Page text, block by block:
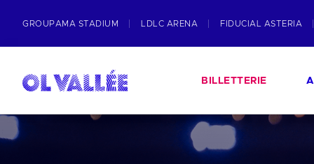
GROUPAMA STADIUM LDLC ARENA FIDUCIAL ASTERIA
BILLETTERIE